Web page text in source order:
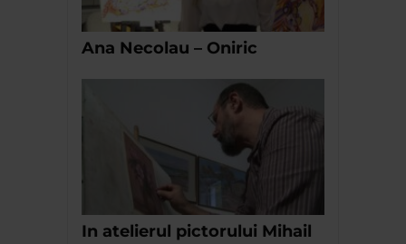
Ana Necolau – Oniric
In atelierul pictorului Mihail